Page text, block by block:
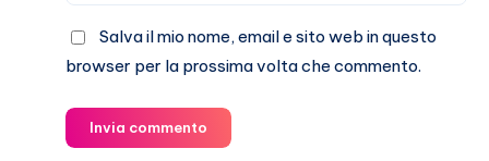
Salva il mio nome, email e sito web in questo
browser per la prossima volta che commento.
Invia commento